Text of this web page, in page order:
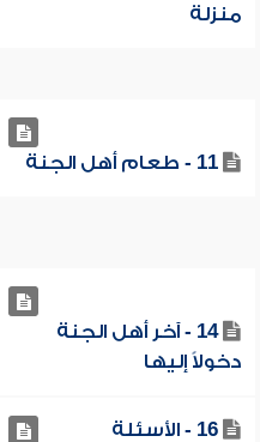
منزلة
11 - طعام أهل الجنة
14 - آخر أهل الجنة
دخولاً إليها
16 - الأسئلة